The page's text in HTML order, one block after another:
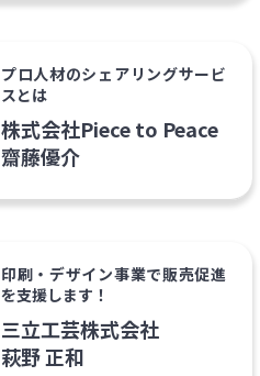
プロ人材のシェアリングサービ
スとは
株式会社Piece to Peace
齋藤優介
印刷・デザイン事業で販売促進
を支援します！
三立工芸株式会社
萩野 正和